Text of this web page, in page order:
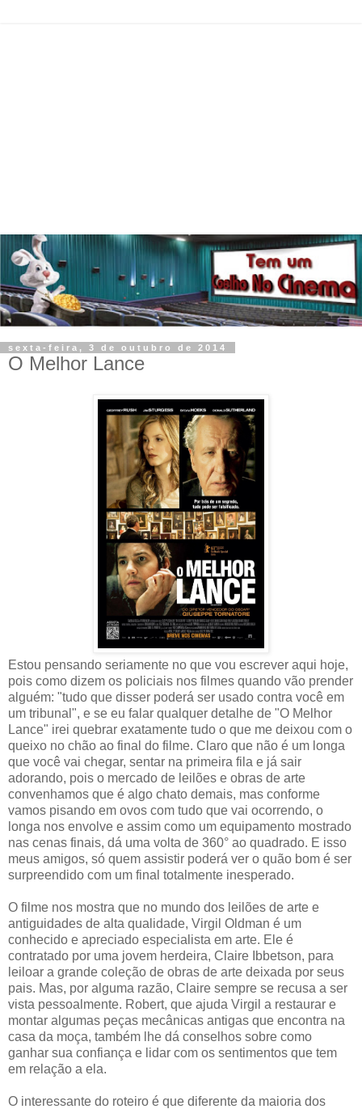
sexta-feira, 3 de outubro de 2014
O Melhor Lance
Estou pensando seriamente no que vou escrever aqui hoje,
pois como dizem os policiais nos filmes quando vão prender
alguém: "tudo que disser poderá ser usado contra você em
um tribunal", e se eu falar qualquer detalhe de "O Melhor
Lance" irei quebrar exatamente tudo o que me deixou com o
queixo no chão ao final do filme. Claro que não é um longa
que você vai chegar, sentar na primeira fila e já sair
adorando, pois o mercado de leilões e obras de arte
convenhamos que é algo chato demais, mas conforme
vamos pisando em ovos com tudo que vai ocorrendo, o
longa nos envolve e assim como um equipamento mostrado
nas cenas finais, dá uma volta de 360° ao quadrado. E isso
meus amigos, só quem assistir poderá ver o quão bom é ser
surpreendido com um final totalmente inesperado.
O filme nos mostra que no mundo dos leilões de arte e
antiguidades de alta qualidade, Virgil Oldman é um
conhecido e apreciado especialista em arte. Ele é
contratado por uma jovem herdeira, Claire Ibbetson, para
leiloar a grande coleção de obras de arte deixada por seus
pais. Mas, por alguma razão, Claire sempre se recusa a ser
vista pessoalmente. Robert, que ajuda Virgil a restaurar e
montar algumas peças mecânicas antigas que encontra na
casa da moça, também lhe dá conselhos sobre como
ganhar sua confiança e lidar com os sentimentos que tem
em relação a ela.
O interessante do roteiro é que diferente da maioria dos